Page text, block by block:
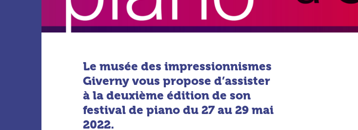
Le musée des impressionnismes
Giverny vous propose d’assister
à la deuxième édition de son
festival de piano du 27 au 29 mai
2022.